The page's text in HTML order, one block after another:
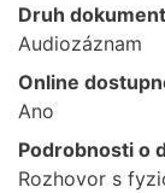
Druh
Audiozáznam
Online
Ano
Podrobnosti o
Rozhovor s